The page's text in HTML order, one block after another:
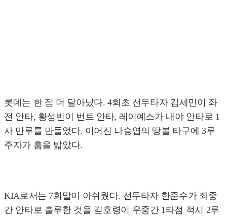
롯데는 한 점 더 달아났다. 4회초 선두타자 김세민이 좌
전 안타, 황성빈이 번트 안타, 레이예스가 내야 안타로 1
사 만루를 만들었다. 이어진 나승엽의 땅볼 타구에 3루
주자가 홈을 밟았다.
KIA로서는 7회말이 아쉬웠다. 선두타자 한준수가 좌중
간 안타로 출루한 것을 김호령이 우중간 1타점 적시 2루